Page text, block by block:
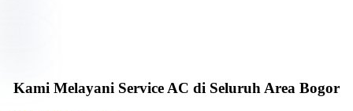
Kami Melayani Service AC di Seluruh Area Bogor